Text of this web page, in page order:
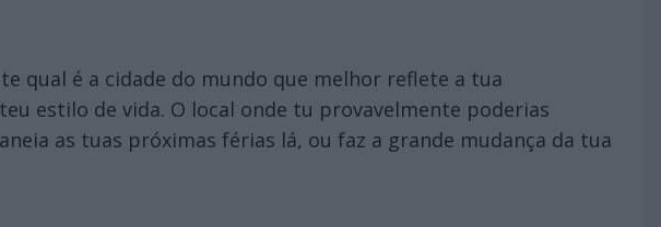
qual é a cidade do mundo que melhor reflete a tua
estilo de vida. O local onde tu provavelmente poderias
as tuas próximas férias lá, ou faz a grande mudança da tua